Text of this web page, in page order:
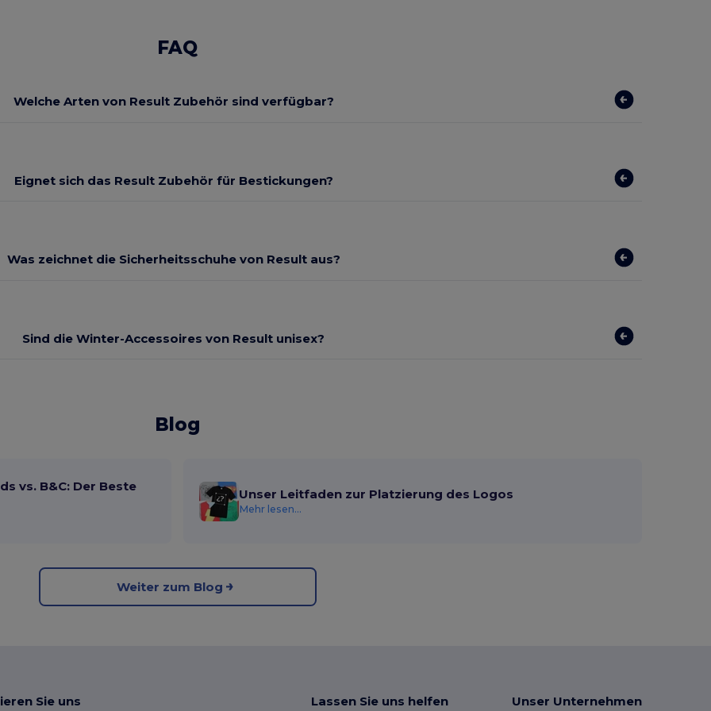
FAQ
Welche Arten von Result Zubehör sind verfügbar?
Eignet sich das Result Zubehör für Bestickungen?
Was zeichnet die Sicherheitsschuhe von Result aus?
Sind die Winter-Accessoires von Result unisex?
Blog
vs. B&C: Der Beste
Unser Leitfaden zur Platzierung des Logos
Mehr lesen...
Weiter zum Blog
Sie uns Lassen Sie uns helfen Unser Unternehmen